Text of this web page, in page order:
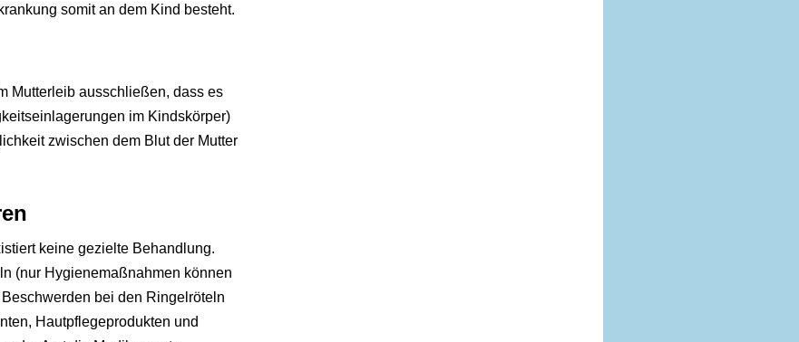
somit an dem Kind besteht.
Mutterleib ausschließen, dass es
im Kindskörper)
zwischen dem Blut der Mutter
keine gezielte Behandlung.
(nur Hygienemaßnahmen können
bei den Ringelröteln
Hautpflegeprodukten und